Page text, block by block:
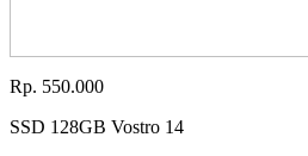
Rp. 550.000
SSD 128GB Vostro 14